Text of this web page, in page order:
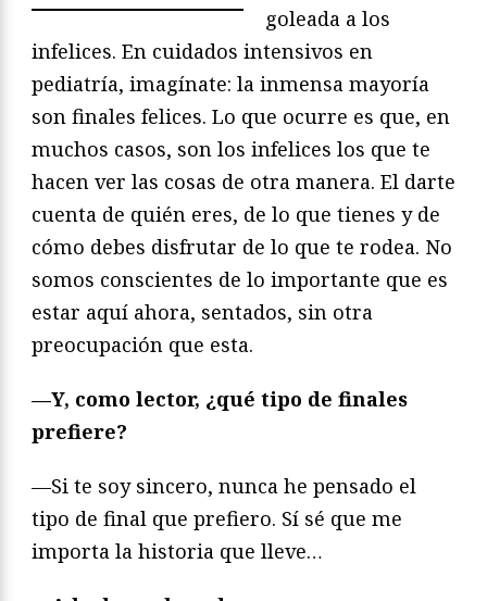
goleada a los
infelices. En cuidados intensivos en
pediatría, imagínate: la inmensa mayoría
son finales felices. Lo que ocurre es que, en
muchos casos, son los infelices los que te
hacen ver las cosas de otra manera. El darte
cuenta de quién eres, de lo que tienes y de
cómo debes disfrutar de lo que te rodea. No
somos conscientes de lo importante que es
estar aquí ahora, sentados, sin otra
preocupación que esta.
—Y, como lector, ¿qué tipo de finales
prefiere?
—Si te soy sincero, nunca he pensado el
tipo de final que prefiero. Sí sé que me
importa la historia que lleve…